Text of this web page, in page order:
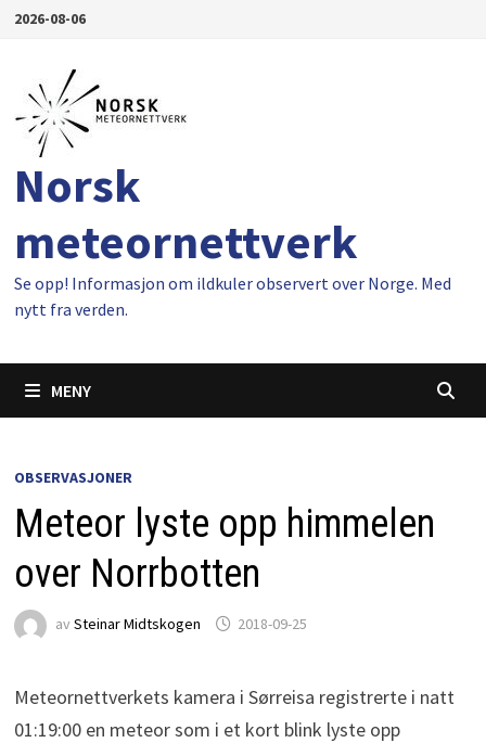
Gå2026-08-06
Norsk
meteornettverk
Se opp! Informasjon om ildkuler observert over Norge. Med
nytt fra verden.
MENY
OBSERVASJONER
Meteor lyste opp himmelen
over Norrbotten
av Steinar Midtskogen 2018-09-25
Meteornettverkets kamera i Sørreisa registrerte i natt
01:19:00 en meteor som i et kort blink lyste opp